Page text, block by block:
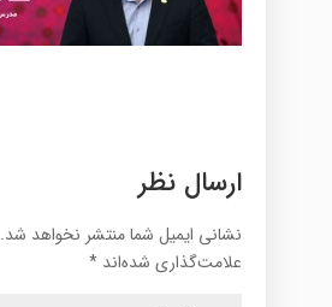
ارسال نظر
نشانی ایمیل شما منتشر نخواهد شد.
علامت‌گذاری شده‌اند *